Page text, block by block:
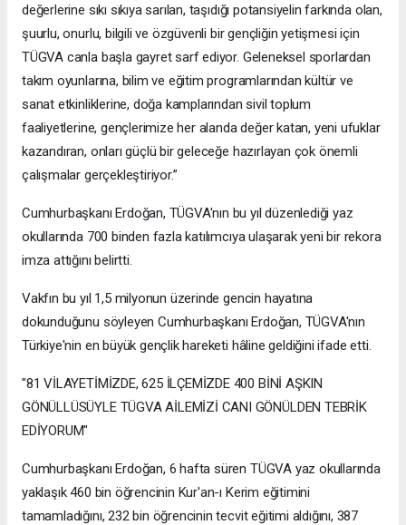
değerlerine sıkı sıkıya sarılan, taşıdığı potansiyelin farkında olan,
şuurlu, onurlu, bilgili ve özgüvenli bir gençliğin yetişmesi için
TÜGVA canla başla gayret sarf ediyor. Geleneksel sporlardan
takım oyunlarına, bilim ve eğitim programlarından kültür ve
sanat etkinliklerine, doğa kamplarından sivil toplum
faaliyetlerine, gençlerimize her alanda değer katan, yeni ufuklar
kazandıran, onları güçlü bir geleceğe hazırlayan çok önemli
çalışmalar gerçekleştiriyor.”
Cumhurbaşkanı Erdoğan, TÜGVA'nın bu yıl düzenlediği yaz
okullarında 700 binden fazla katılımcıya ulaşarak yeni bir rekora
imza attığını belirtti.
Vakfın bu yıl 1,5 milyonun üzerinde gencin hayatına
dokunduğunu söyleyen Cumhurbaşkanı Erdoğan, TÜGVA'nın
Türkiye'nin en büyük gençlik hareketi hâline geldiğini ifade etti.
"81 VİLAYETİMİZDE, 625 İLÇEMİZDE 400 BİNİ AŞKIN
GÖNÜLLÜSÜYLE TÜGVA AİLEMİZİ CANI GÖNÜLDEN TEBRİK
EDİYORUM"
Cumhurbaşkanı Erdoğan, 6 hafta süren TÜGVA yaz okullarında
yaklaşık 460 bin öğrencinin Kur'an-ı Kerim eğitimini
tamamladığını, 232 bin öğrencinin tecvit eğitimi aldığını, 387